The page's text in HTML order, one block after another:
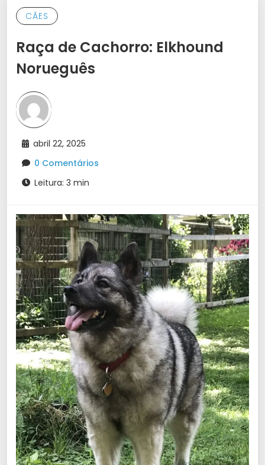
CÃES
Raça de Cachorro: Elkhound
Norueguês
abril 22, 2025
0 Comentários
Leitura: 3 min